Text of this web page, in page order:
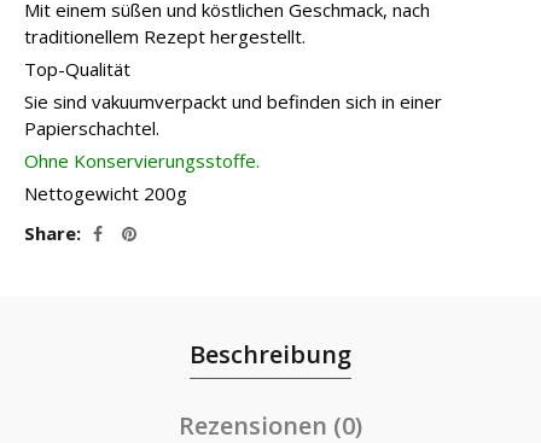
Mit einem süßen und köstlichen Geschmack, nach
traditionellem Rezept hergestellt.
Top-Qualität
Sie sind vakuumverpackt und befinden sich in einer
Papierschachtel.
Ohne Konservierungsstoffe.
Nettogewicht 200g
Share
Beschreibung
Rezensionen (0)